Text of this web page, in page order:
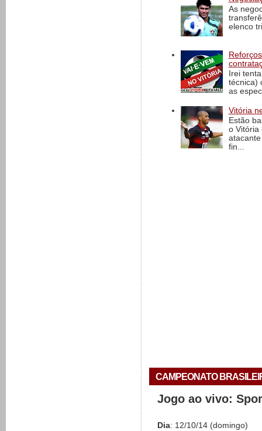
As
elenco
Irei
técnica)
as
Vitória
Estão
o Vitória
fin...
CAMPEONATO
Jogo ao vivo:
Dia: 12/10/14 (domingo)